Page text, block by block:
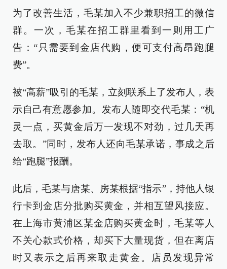
为了改善生活，毛某加入不少兼职招工的微信
群。一次，毛某在招工群里看到一则用工广
告：“只需要到金店代购，便可支付高昂跑腿
费”。
被“高薪”吸引的毛某，立刻联系上了发布人，表
示自己有意愿参加。发布人随即交代毛某：“机
灵一点，买黄金后万一发现不对劲，过几天再
去取。”同时，发布人还向毛某承诺，事成之后
给“跑腿”报酬。
此后，毛某与唐某、房某根据“指示”，持他人银
行卡到金店分批购买黄金，并相互望风接应。
在上海市黄浦区某金店购买黄金时，毛某等人
不关心款式价格，却买下大量现货，但在离店
时又表示之后再来取走黄金。店员发现异常